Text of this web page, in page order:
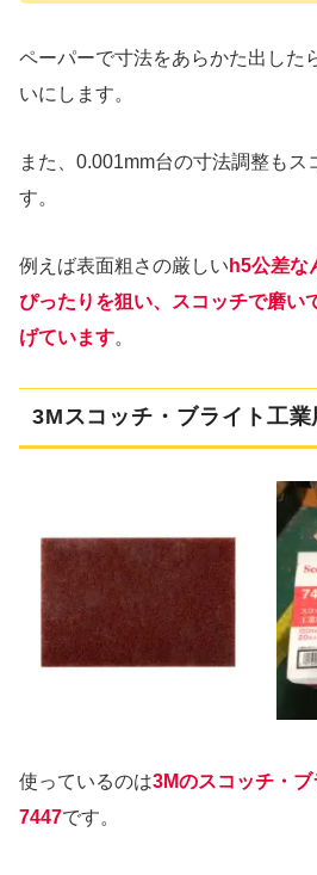
ペーパーで寸法をあらかた出した
いにします。
また、0.001mm台の寸法調整もス
す。
例えば表面粗さの厳しい h5公差な
ぴったりを狙い、スコッチで磨い
げています。
3Mスコッチ・ブライト工
使っているのは3Mのスコッチ・
7447です。